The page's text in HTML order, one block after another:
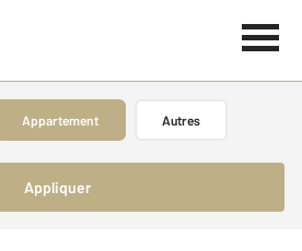
Appartement Autres
Appliquer